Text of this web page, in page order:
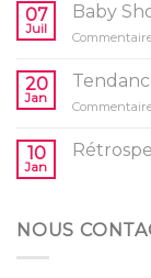
07
Juil
Baby
20
Jan
10
Jan
NOUS